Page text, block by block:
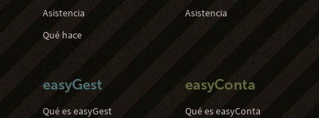
Asistencia
Qué hace
Asistencia
easyGest
Qué es easyGest
easyConta
Qué es easyConta